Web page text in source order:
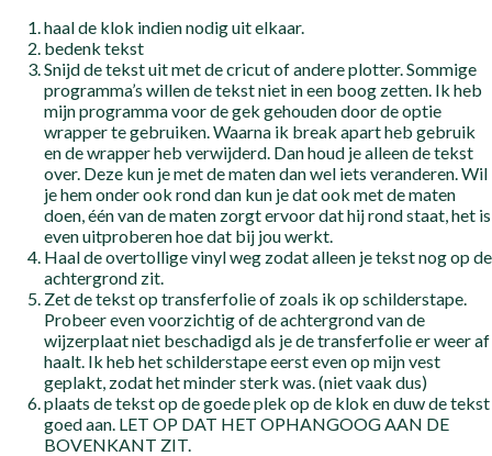
haal de klok indien nodig uit elkaar.
bedenk tekst
Snijd de tekst uit met de cricut of andere plotter. Sommige
programma’s willen de tekst niet in een boog zetten. Ik heb
mijn programma voor de gek gehouden door de optie
wrapper te gebruiken. Waarna ik break apart heb gebruik
en de wrapper heb verwijderd. Dan houd je alleen de tekst
over. Deze kun je met de maten dan wel iets veranderen. Wil
je hem onder ook rond dan kun je dat ook met de maten
doen, één van de maten zorgt ervoor dat hij rond staat, het is
even uitproberen hoe dat bij jou werkt.
Haal de overtollige vinyl weg zodat alleen je tekst nog op de
achtergrond zit.
Zet de tekst op transferfolie of zoals ik op schilderstape.
Probeer even voorzichtig of de achtergrond van de
wijzerplaat niet beschadigd als je de transferfolie er weer af
haalt. Ik heb het schilderstape eerst even op mijn vest
geplakt, zodat het minder sterk was. (niet vaak dus)
plaats de tekst op de goede plek op de klok en duw de tekst
goed aan. LET OP DAT HET OPHANGOOG AAN DE
BOVENKANT ZIT.